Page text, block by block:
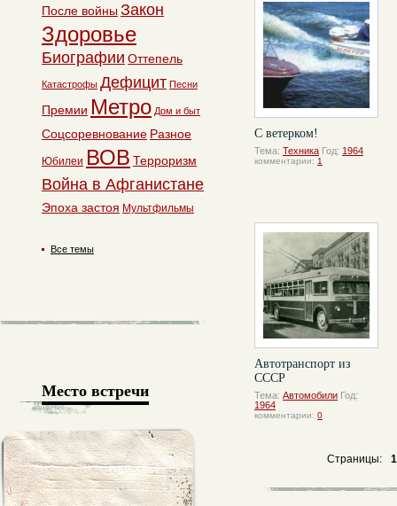
С ветерком!
Тема: Техника Год: 1964
комментарии: 1
Автотранспорт из
СССР
Тема: Автомобили Год:
1964
комментарии: 0
Страницы: 1
После войны Закон
Здоровье
Биографии Оттепель
Катастрофы Дефицит Песни
Премии Метро Дом и быт
Соцсоревнование Разное
Юбилеи ВОВ Терроризм
Война в Афганистане
Эпоха застоя Мультфильмы
Все темы
Место встречи